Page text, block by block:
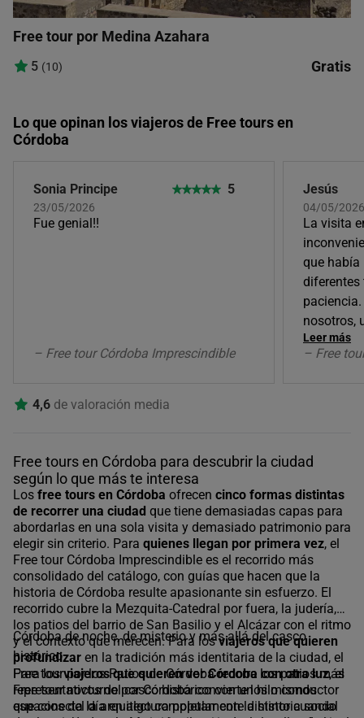
Free tour por Medina Azahara
5 (10) Gratis
Lo que opinan los viajeros de Free tours en
Córdoba
Sonia Principe
23/05/2026
5
Fue genial!!
– Free tour Córdoba Imprescindible
Jesús
04/05/2026
La visita
que había
diferentes
nosotros,
Leer más
– Free
4,6 de valoración media
Free tours en Córdoba para descubrir la ciudad
según lo que más te interesa
Los free tours en Córdoba ofrecen cinco formas distintas
de recorrer una ciudad que tiene demasiadas capas para
abordarlas en una sola visita y demasiado patrimonio para
elegir sin criterio. Para quienes llegan por primera vez, el
Free tour Córdoba Imprescindible es el recorrido más
consolidado del catálogo, con guías que hacen que la
historia de Córdoba resulte apasionante sin esfuerzo. El
recorrido cubre la Mezquita-Catedral por fuera, la judería,
los patios del barrio de San Basilio y el Alcázar con el ritmo
y el contexto que merecen. Para losviajeros que quieren
profundizar en la tradición más identitaria de la ciudad, el
Free tour por los Patios de Córdoba recorre los patios más
representativos del casco histórico con un hilo conductor
que conecta la arquitectura popular con la historia social
Córdoba de noche, de misterio y más allá del casco
histórico
Para losviajeros que quieren ver Córdoba con otra luz, el
Free tour nocturno por Córdoba convierte los mismos
espacios del día en algo completamente distinto cuando